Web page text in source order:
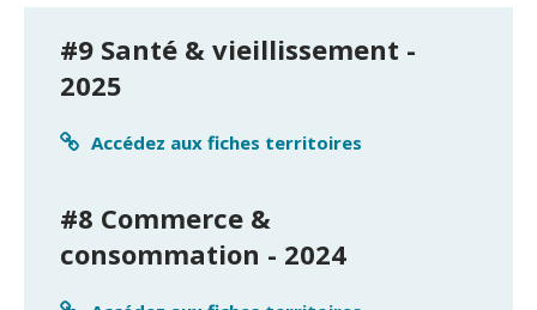
#9 Santé & vieillissement -
2025
Accédez aux fiches territoires
#8 Commerce &
consommation - 2024